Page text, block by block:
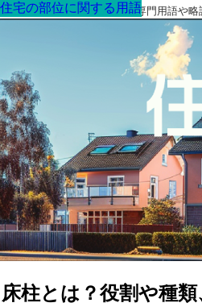
最高の家を作るための知識！専門用語や略
床柱とは？役割や種類
住宅の部位に関する用語
住宅の部位に関する用語
住宅の部位に関する用語
住宅の部位に関する用語
住宅の部位に関する用語
住宅の部位に関する用語
住宅の部位に関する用語